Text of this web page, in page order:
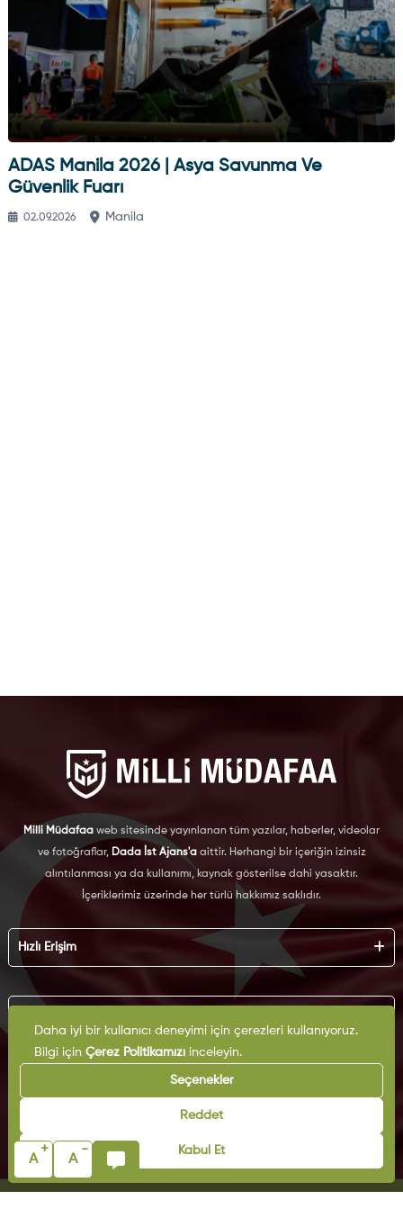
ADAS Manila 2026 | Asya Savunma Ve
Güvenlik Fuarı
02.09.2026 Manila
A
+
A
-
Milli Müdafaa web sitesinde yayınlanan tüm yazılar, haberler, videolar
ve fotoğraflar, Dada İst Ajans'aaittir. Herhangi bir içeriğin izinsiz
alıntılanması ya da kullanımı, kaynak gösterilse dahi yasaktır.
İçeriklerimiz üzerinde her türlü hakkımız saklıdır.
Hızlı Erişim
Künye
Reklam
İş Birliği
Arşiv
İletişim
KVKK
Çerez Politikası
Gizlilik Politikası
Kullanım Şartları
Daha iyi bir kullanıcı deneyimi için çerezleri kullanıyoruz.
Bilgi için Çerez Politikamızıinceleyin.
Seçenekler
Reddet
Kabul Et